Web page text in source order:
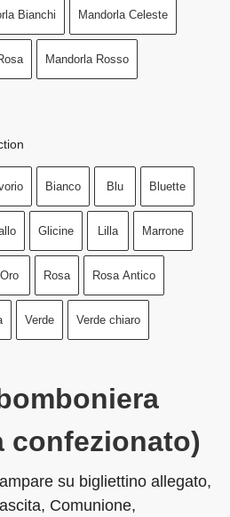
Bianchi Mandorla Celeste
Mandorla Rosso
Bianco Blu Bluette
Glicine Lilla Marrone
Oro Rosa Rosa Antico
Verde Verde chiaro
confezionato)
su bigliettino allegato,
Comunione,